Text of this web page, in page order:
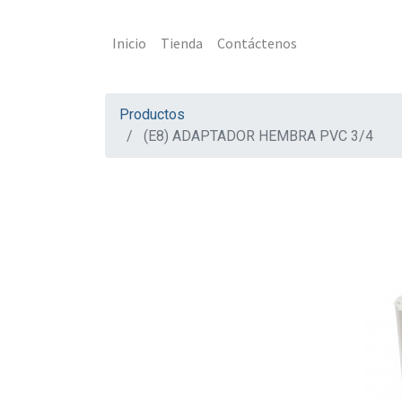
Inicio Tienda Contáctenos
Productos
(E8) ADAPTADOR HEMBRA PVC 3/4